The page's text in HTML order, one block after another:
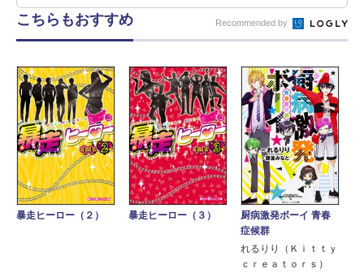
こちらもおすすめ Recommended by
暴走ヒーロー（２） 暴走ヒーロー（３）
厨病激発ボーイ 青春
症候群
れるりり（Ｋｉｔｔｙ
ｃｒｅａｔｏｒｓ）